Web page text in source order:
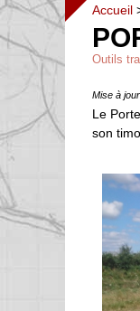
Accueil
Outils
Mise à
Le
son